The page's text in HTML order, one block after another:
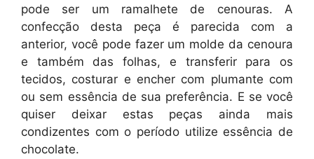
pode ser um ramalhete de cenouras. A
confecção desta peça é parecida com a
anterior, você pode fazer um molde da cenoura
e também das folhas, e transferir para os
tecidos, costurar e encher com plumante com
ou sem essência de sua preferência. E se você
quiser deixar estas peças ainda mais
condizentes com o período utilize essência de
chocolate.